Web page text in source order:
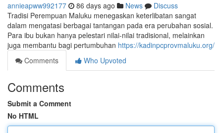
annieapww992177 86 days ago News
Discuss
Tradisi Perempuan Maluku menegaskan keterlibatan sangat
dalam mengatasi berbagai tantangan pada era perubahan sosial.
Para ibu bukan hanya pelestari nilai-nilai tradisional, melainkan
juga membantu bagi pertumbuhan https://kadinpcprovmaluku.org/
Comments
Who Upvoted
Comments
Submit a Comment
No HTML